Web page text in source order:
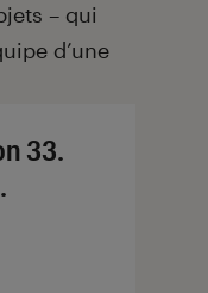
– qui
d’une
33.